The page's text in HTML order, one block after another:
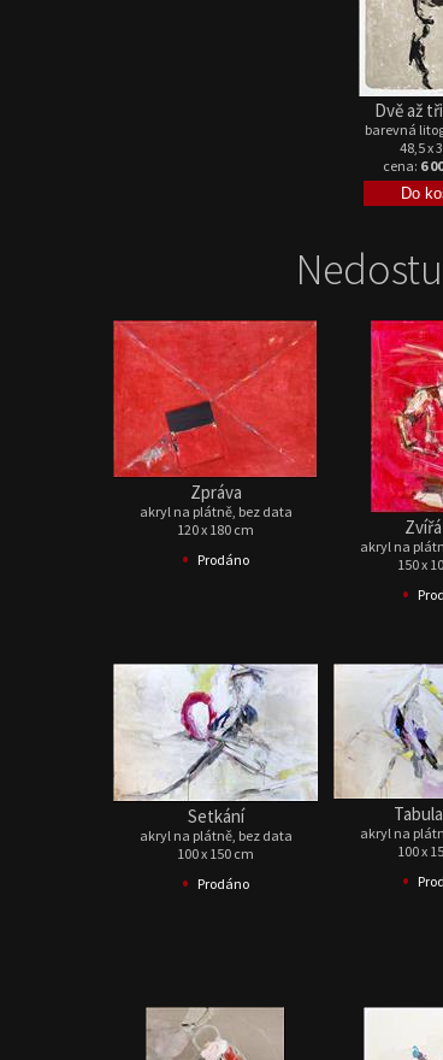
Dvě až
barevná
48,5 x
cena: 6
Zpráva
akryl na plátně, bez data
120 x 180 cm
• Prodáno
akryl na
150 x
•
Setkání
akryl na plátně, bez data
100 x 150 cm
• Prodáno
akryl na
100 x
•